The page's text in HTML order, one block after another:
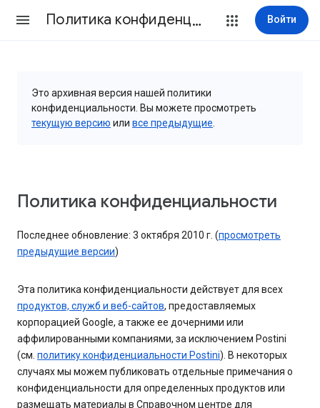
Политика конфиденциальности и Условия использования Войти
Это архивная версия нашей политики
конфиденциальности. Вы можете просмотреть
текущую версию или все предыдущие
Политика конфиденциальности
Последнее обновление: 3 октября 2010 г. (просмотреть
предыдущие версии)
Эта политика конфиденциальности действует для всех
продуктов, служб и веб-сайтов, предоставляемых
корпорацией Google, а также ее дочерними или
аффилированными компаниями, за исключением Postini
(см. политику конфиденциальности Postini). В некоторых
случаях мы можем публиковать отдельные примечания о
конфиденциальности для определенных продуктов или
размещать материалы в Справочном центре для